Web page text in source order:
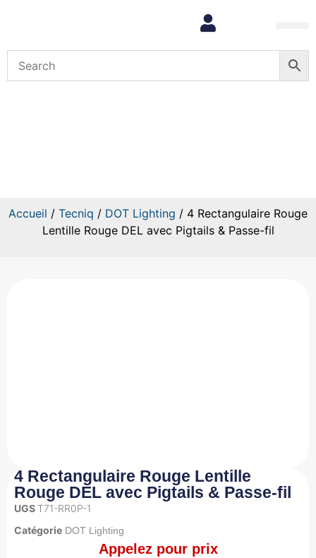
Accueil / Tecniq / DOT Lighting / 4 Rectangulaire Rouge
Lentille Rouge DEL avec Pigtails & Passe-fil
4 Rectangulaire Rouge Lentille
Rouge DEL avec Pigtails & Passe-fil
UGST71-RR0P-1
Catégorie DOT Lighting
Appelez pour prix